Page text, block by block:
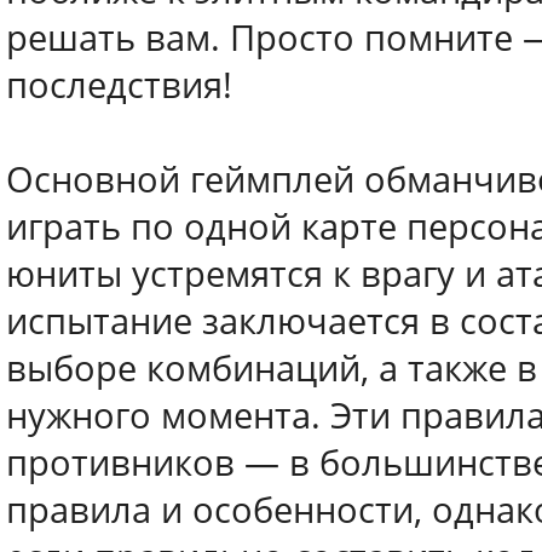
решать вам. Просто помните
последствия!
Основной геймплей
играть по одной карте
юниты устремятся к врагу и
испытание заключается в
выборе комбинаций, а также
нужного момента. Эти
противников — в
правила и особенности,